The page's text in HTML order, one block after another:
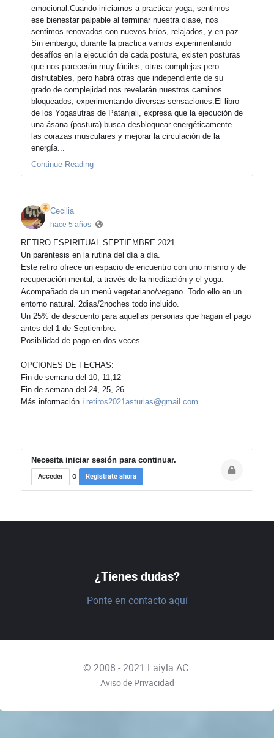
emocional.Cuando iniciamos a practicar yoga, sentimos
ese bienestar palpable al terminar nuestra clase, nos
sentimos renovados con nuevos bríos, relajados, y en paz.
Sin embargo, durante la practica vamos experimentando
desafíos en la ejecución de cada postura, existen posturas
que nos parecerán muy fáciles, otras complejas pero
disfrutables, pero habrá otras que independiente de su
grado de complejidad nos revelarán nuestros caminos
bloqueados, experimentando diversas sensaciones.El libro
de los Yogasutras de Patanjali, expresa que la ejecución de
una ásana (postura) busca desbloquear energéticamente
las corazas musculares y mejorar la circulación de la
energía...
Continue Reading
Cecilia
hace 5 años
RETIRO ESPIRITUAL SEPTIEMBRE 2021
Un paréntesis en la rutina del día a día.
Este retiro ofrece un espacio de encuentro con uno mismo y de
recuperación mental, a través de la meditación y el yoga.
Acompañado de un menú vegetariano/vegano. Todo ello en un
entorno natural. 2dias/2noches todo incluido.
Un 25% de descuento para aquellas personas que hagan el pago
antes del 1 de Septiembre.
Posibilidad de pago en dos veces.
OPCIONES DE FECHAS:
Fin de semana del 10, 11,12
Fin de semana del 24, 25, 26
Más información ℹ retiros2021asturias@gmail.com
Necesita iniciar sesión para continuar.
Acceder o Registrate ahora
¿Tienes dudas?
Ponte en contacto aquí
© 2008 - 2021 Laiyla AC.
Aviso de Privacidad